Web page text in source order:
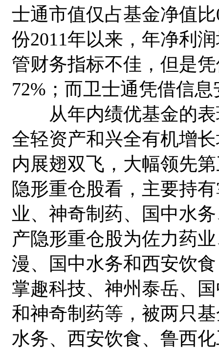
士通市值仅占基金净值
份2011年以来，年净利
管财务指标不佳，但是
72%；而卫士通凭借信
从年内绩优基金的表
全轻资产和兴全有机增
内展翅双飞，大幅领先
隐形重仓股看，主要持
业、神奇制药、国中水
产隐形重仓股为佐力药
漫、国中水务和西安饮
掌趣科技、神州泰岳、
和神奇制药等，被两只
水务、西安饮食、鲁西